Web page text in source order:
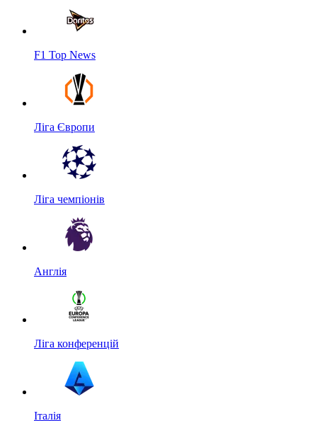
F1 Top News
Ліга Європи
Ліга чемпіонів
Англія
Ліга конференцій
Італія